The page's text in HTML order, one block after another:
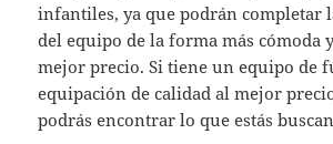
infantiles, ya que podrán completar
del equipo de la forma más cómoda
mejor precio. Si tiene un equipo de
equipación de calidad al mejor
podrás encontrar lo que estás